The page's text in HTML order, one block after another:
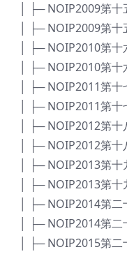
│ ├─ NOIP2009第
│ ├─ NOIP2009第
│ ├─ NOIP2010第
│ ├─ NOIP2010第
│ ├─ NOIP2011第
│ ├─ NOIP2011第
│ ├─ NOIP2012第
│ ├─ NOIP2012第
│ ├─ NOIP2013第
│ ├─ NOIP2013第
│ ├─ NOIP2014第
│ ├─ NOIP2014第
│ ├─ NOIP2015第